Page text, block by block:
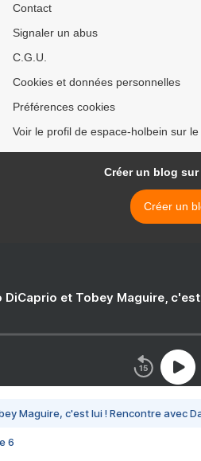
Contact
Signaler un abus
C.G.U.
Cookies et données personnelles
Préférences cookies
Voir le profil de espace-holbein sur
Créer un blog
Créer un
DiCaprio et Tobey Maguire,
Maguire, c'est lui ! Rencontre avec
6